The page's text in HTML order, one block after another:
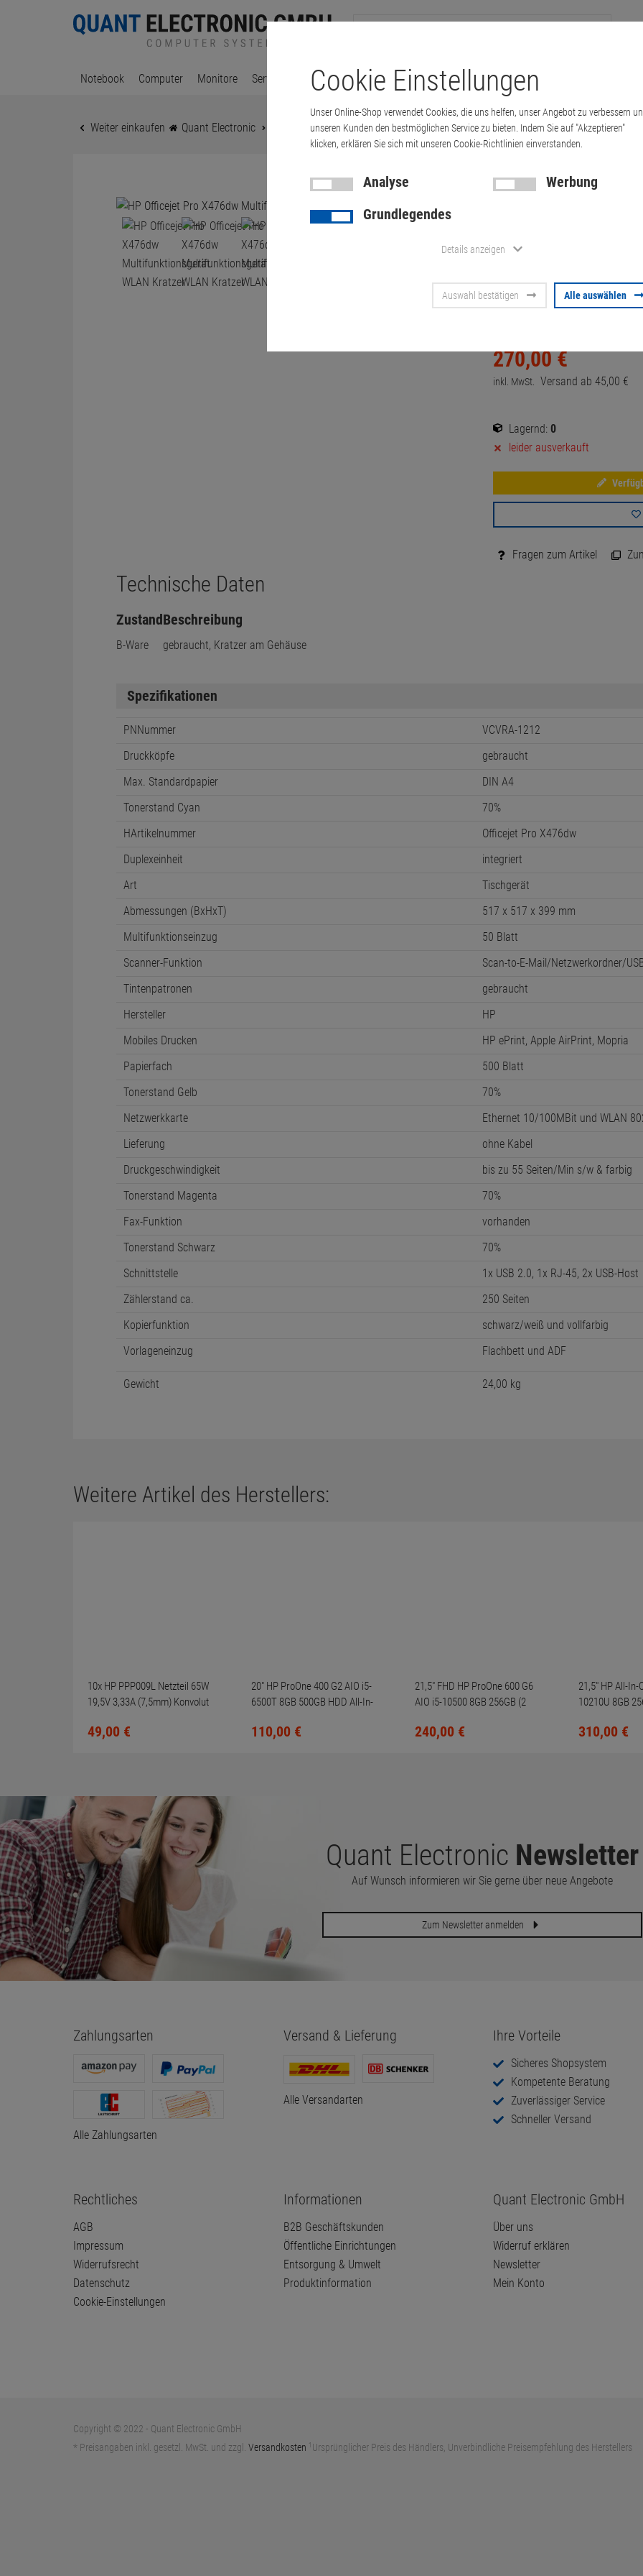
Notebook Computer Monitore Server & Workstation Drucker & Kopierer Kabel Multimedia & HDTV
Weiter einkaufen Quant Electronic HP Officejet Pro X476dw Multifunktionsgerät WLAN …
Kratzer
Artikel-Nummer:10070574
270,00 €
inkl. MwSt. Versand ab 45,00 €
Lagernd: 0
leider ausverkauft
Fragen zum Artikel
Technische Daten
Zustand
B-Ware
Beschreibung
gebraucht, Kratzer am Gehäuse
Spezifikationen
PNNummer
VCVRA-1212
Druckköpfe
gebraucht
Max. Standardpapier
DIN A4
Tonerstand Cyan
70%
HArtikelnummer
Officejet Pro X476dw
Duplexeinheit
integriert
Art
Tischgerät
Abmessungen (BxHxT)
517 x 517 x 399 mm
Multifunktionseinzug
50 Blatt
Scanner-Funktion
Scan-to-E-Mail/Netzwerkordner/
Tintenpatronen
gebraucht
Hersteller
HP
Mobiles Drucken
HP ePrint, Apple AirPrint, Mopria
Papierfach
500 Blatt
Tonerstand Gelb
70%
Netzwerkkarte
Ethernet 10/100MBit und WLAN
Lieferung
ohne Kabel
Druckgeschwindigkeit
bis zu 55 Seiten/Min s/w & farbig
Tonerstand Magenta
70%
Fax-Funktion
vorhanden
Tonerstand Schwarz
70%
Schnittstelle
1x USB 2.0, 1x RJ-45, 2x USB-Host
Zählerstand ca.
250 Seiten
Kopierfunktion
schwarz/weiß und vollfarbig
Vorlageneinzug
Flachbett und ADF
Gewicht 24,00 kg
Weitere Artikel des Herstellers:
10x HP PPP009L Netzteil 65W
19,5V 3,33A (7,5mm) Konvolut
49,00 €
20" HP ProOne 400 G2 AIO i5-
6500T 8GB 500GB HDD All-In-
110,00 €
21,5" FHD HP ProOne 600 G6
AIO i5-10500 8GB 256GB (2
240,00 €
21,5" HP All-In-
10210U 8GB
310,00 €
Quant Electronic Newsletter
Auf Wunsch informieren wir Sie gerne über neue Angebote
Zum Newsletter anmelden
Zahlungsarten
Alle Zahlungsarten
Versand & Lieferung
Alle Versandarten
Ihre Vorteile
Sicheres Shopsystem
Kompetente Beratung
Zuverlässiger Service
Schneller Versand
Rechtliches
AGB
Impressum
Widerrufsrecht
Datenschutz
Cookie-Einstellungen
Informationen
B2B Geschäftskunden
Öffentliche Einrichtungen
Entsorgung & Umwelt
Produktinformation
Quant Electronic GmbH
Über uns
Widerruf erklären
Newsletter
Mein Konto
Copyright © 2022 - Quant Electronic GmbH
* Preisangaben inkl. gesetzl. MwSt. und zzgl. Versandkosten 1 Ursprünglicher Preis des Händlers, Unverbindliche Preisempfehlung des Herstellers
Cookie Einstellungen
Unser Online-Shop verwendet Cookies, die uns helfen, unser Angebot zu verbessern
unseren Kunden den bestmöglichen Service zu bieten. Indem Sie auf "Akzeptieren"
klicken, erklären Sie sich mit unseren Cookie-Richtlinien einverstanden.
Analyse
Werbung
Grundlegendes
Details anzeigen
Auswahl bestätigen Alle auswählen